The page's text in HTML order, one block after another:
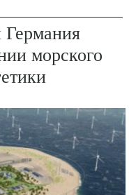
морского